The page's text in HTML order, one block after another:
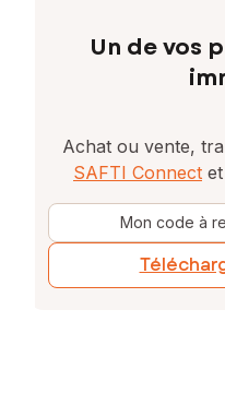
Un de vos
Achat ou vente,
SAFTI Connect
Mon code à